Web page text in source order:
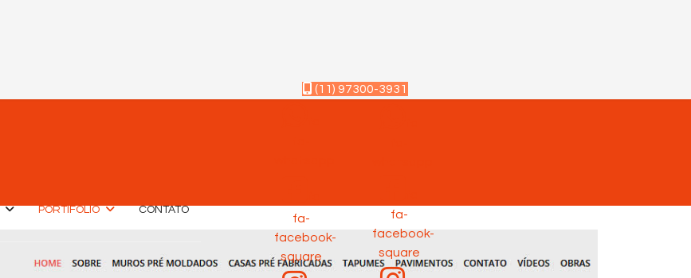
PORTIFÓLIO CONTATO
(11) 97300-3931
fa-
facebook-
square
fa-
facebook-
square